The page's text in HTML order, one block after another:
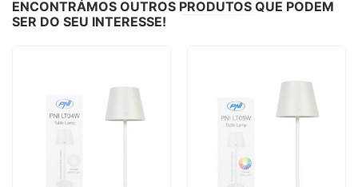
ENCONTRÁMOS OUTROS PRODUTOS QUE PODEM
SER DO SEU INTERESSE!